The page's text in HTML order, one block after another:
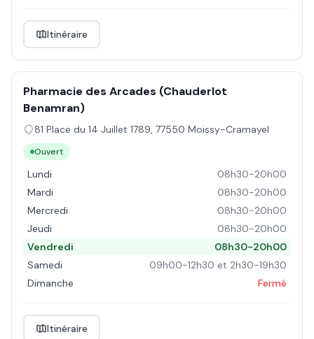
Itinéraire
Pharmacie des Arcades (Chauderlot
Benamran)
81 Place du 14 Juillet 1789, 77550 Moissy-Cramayel
Ouvert
Lundi
08h30-20h00
Mardi
08h30-20h00
Mercredi
08h30-20h00
Jeudi
08h30-20h00
Vendredi
08h30-20h00
Samedi
09h00-12h30 et 2h30-19h30
Dimanche
Fermé
Itinéraire